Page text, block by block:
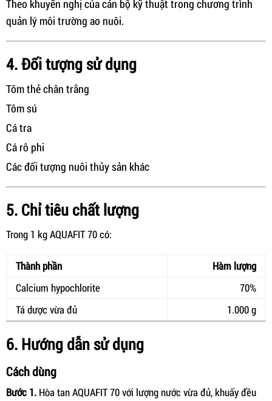
Theo khuyến nghị của cán bộ kỹ thuật trong chương trình
quản lý môi trường ao nuôi.
4. Đối tượng sử dụng
Tôm thẻ chân trắng
Tôm sú
Cá tra
Cá rô phi
Các đối tượng nuôi thủy sản khác
5. Chỉ tiêu chất lượng
Trong 1 kg AQUAFIT 70 có:
Thành phần
Hàm lượng
Calcium hypochlorite
70%
Tá dược vừa đủ
1.000 g
6. Hướng dẫn sử dụng
Cách dùng
Bước 1. Hòa tan AQUAFIT 70 với lượng nước vừa đủ, khuấy đều